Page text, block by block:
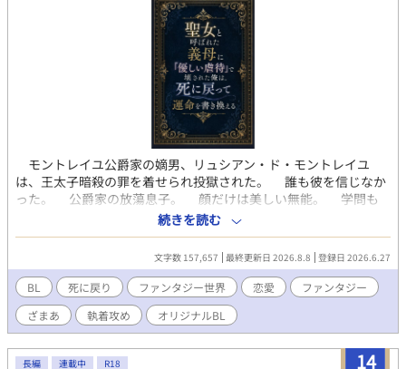
モントレイユ公爵家の嫡男、リュシアン・ド・モントレイユ
は、王太子暗殺の罪を着せられ投獄された。 誰も彼を信じなか
った。 公爵家の放蕩息子。 顔だけは美しい無能。 学問も
剣も魔法も身につけられない落ちこぼれ。 そう呼ばれ続けてき
た彼に味方はいなかった。 唯一信じていた義母マルグリットで
すら、最後には彼を見捨てる。 ――いや、違う。 王太子殺害
の真犯人を操っていた張本人こそ、聖女と称えられる義母だっ
た。 獄中でその事実を義母本人に知らされたリュシアンは、絶
望の中で息絶える。 だが次の瞬間、目を覚ますとそこは数年前
のモントレイユ公爵家だった。 死に戻った。 今度こそ冤罪を
回避し、生き延びる。 そのためには、義母の策略を暴かなけれ
ばならない。 そしてもう一人。 義母に利用され、王太子暗殺
続きを読む
文字数 157,657 最終更新日 2026.8.8 登録日 2026.6.27
BL 死に戻り ファンタジー世界 恋愛
ファンタジー
ざまあ
執着攻め オリジナルBL
14
長編 連載中 R18